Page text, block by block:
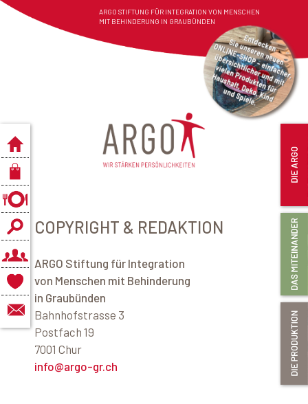
ARGO STIFTUNG FÜR INTEGRATION VON MENSCHEN
MIT BEHINDERUNG IN GRAUBÜNDEN
COPYRIGHT & REDAKTION
ARGO Stiftung für Integration
von Menschen mit Behinderung
in Graubünden
Bahnhofstrasse 3
Postfach 19
7001 Chur
info@argo-gr.ch